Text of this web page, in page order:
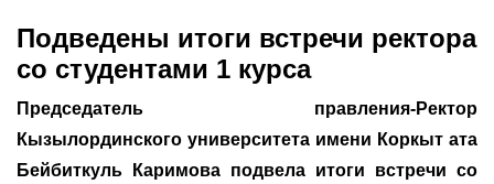
Подведены итоги встречи ректора
со студентами 1 курса
Председатель
правления-Ректор
Кызылординского университета имени Коркыт ата
Бейбиткуль
Каримова подвела итоги встречи со